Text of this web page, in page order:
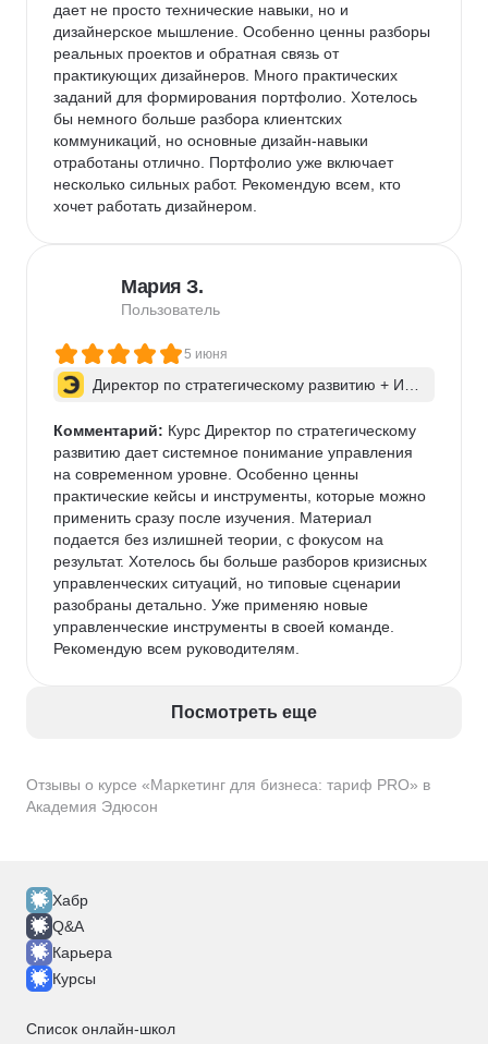
Отзывы о курсе «Маркетинг для бизнеса: тариф PRO» в
Академия Эдюсон
дает не просто технические навыки, но и
дизайнерское мышление. Особенно ценны разборы
реальных проектов и обратная связь от
практикующих дизайнеров. Много практических
заданий для формирования портфолио. Хотелось
бы немного больше разбора клиентских
коммуникаций, но основные дизайн-навыки
отработаны отлично. Портфолио уже включает
несколько сильных работ. Рекомендую всем, кто
хочет работать дизайнером.
Мария З.
Пользователь
5 июня
Директор по стратегическому развитию + ИИ
Комментарий: Курс Директор по стратегическому
развитию дает системное понимание управления
на современном уровне. Особенно ценны
практические кейсы и инструменты, которые можно
применить сразу после изучения. Материал
подается без излишней теории, с фокусом на
результат. Хотелось бы больше разборов кризисных
управленческих ситуаций, но типовые сценарии
разобраны детально. Уже применяю новые
управленческие инструменты в своей команде.
Рекомендую всем руководителям.
Посмотреть еще
Хабр
Q&A
Карьера
Курсы
Список онлайн-школ